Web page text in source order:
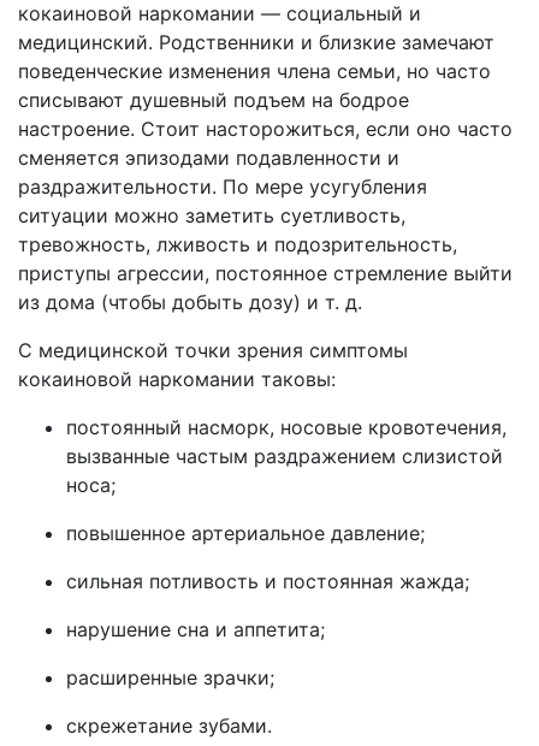
кокаиновой наркомании — социальный и
медицинский. Родственники и близкие замечают
поведенческие изменения члена семьи, но часто
списывают душевный подъем на бодрое
настроение. Стоит насторожиться, если оно часто
сменяется эпизодами подавленности и
раздражительности. По мере усугубления
ситуации можно заметить суетливость,
тревожность, лживость и подозрительность,
приступы агрессии, постоянное стремление выйти
из дома (чтобы добыть дозу) и т. д.
С медицинской точки зрения симптомы
кокаиновой наркомании таковы:
постоянный насморк, носовые кровотечения,
вызванные частым раздражением слизистой
носа;
повышенное артериальное давление;
сильная потливость и постоянная жажда;
нарушение сна и аппетита;
расширенные зрачки;
скрежетание зубами.